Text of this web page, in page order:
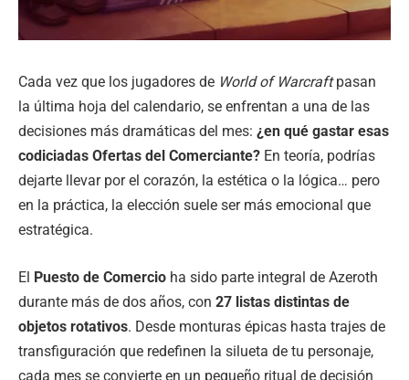
Cada vez que los jugadores de World of Warcraftpasan
la última hoja del calendario, se enfrentan a una de las
decisiones más dramáticas del mes: ¿en qué gastar esas
codiciadas Ofertas del Comerciante? En teoría, podrías
dejarte llevar por el corazón, la estética o la lógica… pero
en la práctica, la elección suele ser más emocional que
estratégica.
El Puesto de Comercio ha sido parte integral de Azeroth
durante más de dos años, con 27 listas distintas de
objetos rotativos. Desde monturas épicas hasta trajes de
transfiguración que redefinen la silueta de tu personaje,
cada mes se convierte en un pequeño ritual de decisión